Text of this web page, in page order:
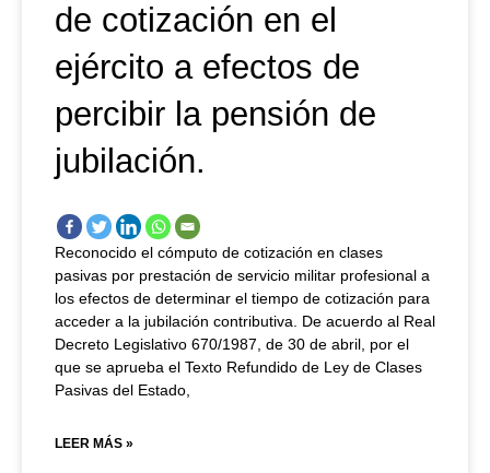
de cotización en el
ejército a efectos de
percibir la pensión de
jubilación.
Reconocido el cómputo de cotización en clases
pasivas por prestación de servicio militar profesional a
los efectos de determinar el tiempo de cotización para
acceder a la jubilación contributiva. De acuerdo al Real
Decreto Legislativo 670/1987, de 30 de abril, por el
que se aprueba el Texto Refundido de Ley de Clases
Pasivas del Estado,
LEER MÁS »